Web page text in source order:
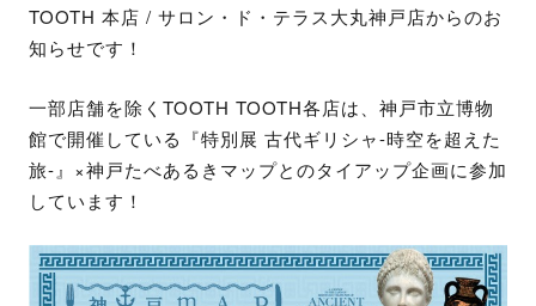
TOOTH 本店 / サロン・ド・テラス大丸神戸店からのお
知らせです！
一部店舗を除くTOOTH TOOTH各店は、神戸市立博物
館で開催している『特別展 古代ギリシャ-時空を超えた
旅-』×神戸たべあるきマップとのタイアップ企画に参加
しています！